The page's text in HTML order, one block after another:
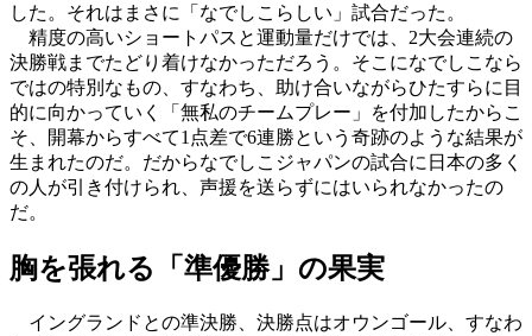
した。それはまさに「なでしこらしい」試合だった。
精度の高いショートパスと運動量だけでは、2大会連続の
決勝戦までたどり着けなかっただろう。そこになでしこなら
ではの特別なもの、すなわち、助け合いながらひたすらに目
的に向かっていく「無私のチームプレー」を付加したからこ
そ、開幕からすべて1点差で6連勝という奇跡のような結果が
生まれたのだ。だからなでしこジャパンの試合に日本の多く
の人が引き付けられ、声援を送らずにはいられなかったの
だ。
胸を張れる「準優勝」の果実
イングランドとの準決勝、決勝点はオウンゴール、すなわ